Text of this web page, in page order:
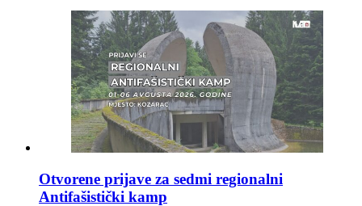
Otvorene prijave za sedmi regionalni
Antifašistički kamp